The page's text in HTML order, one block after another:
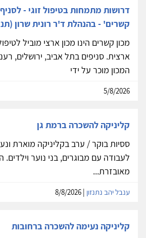
דרושות מתמחות בטיפול זוגי -
קשרים' - בהנהלת ד'ר רונית שרון
מכון קשרים הינו מכון ארצי מוביל
ארצית. סניפים בתל אביב, ירושלים,
המכון מוכר על ידי
5/8/2026
קליניקה להשכרה ברמת גן
ססיות בוקר / ערב בקליניקה מוארת
לעבודה עם מבוגרים, בני נוער וילדים.
מאובזרת...
ענבל יהב נתנזון
קליניקה נעימה להשכרה ברחובות